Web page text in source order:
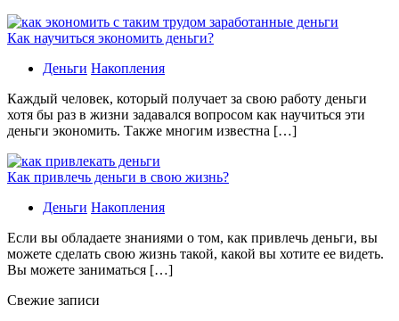
Как научиться экономить деньги?
Деньги Накопления
Каждый человек, который получает за свою работу деньги
хотя бы раз в жизни задавался вопросом как научиться эти
деньги экономить. Также многим известна […]
Как привлечь деньги в свою жизнь?
Деньги Накопления
Если вы обладаете знаниями о том, как привлечь деньги, вы
можете сделать свою жизнь такой, какой вы хотите ее видеть.
Вы можете заниматься […]
Свежие записи